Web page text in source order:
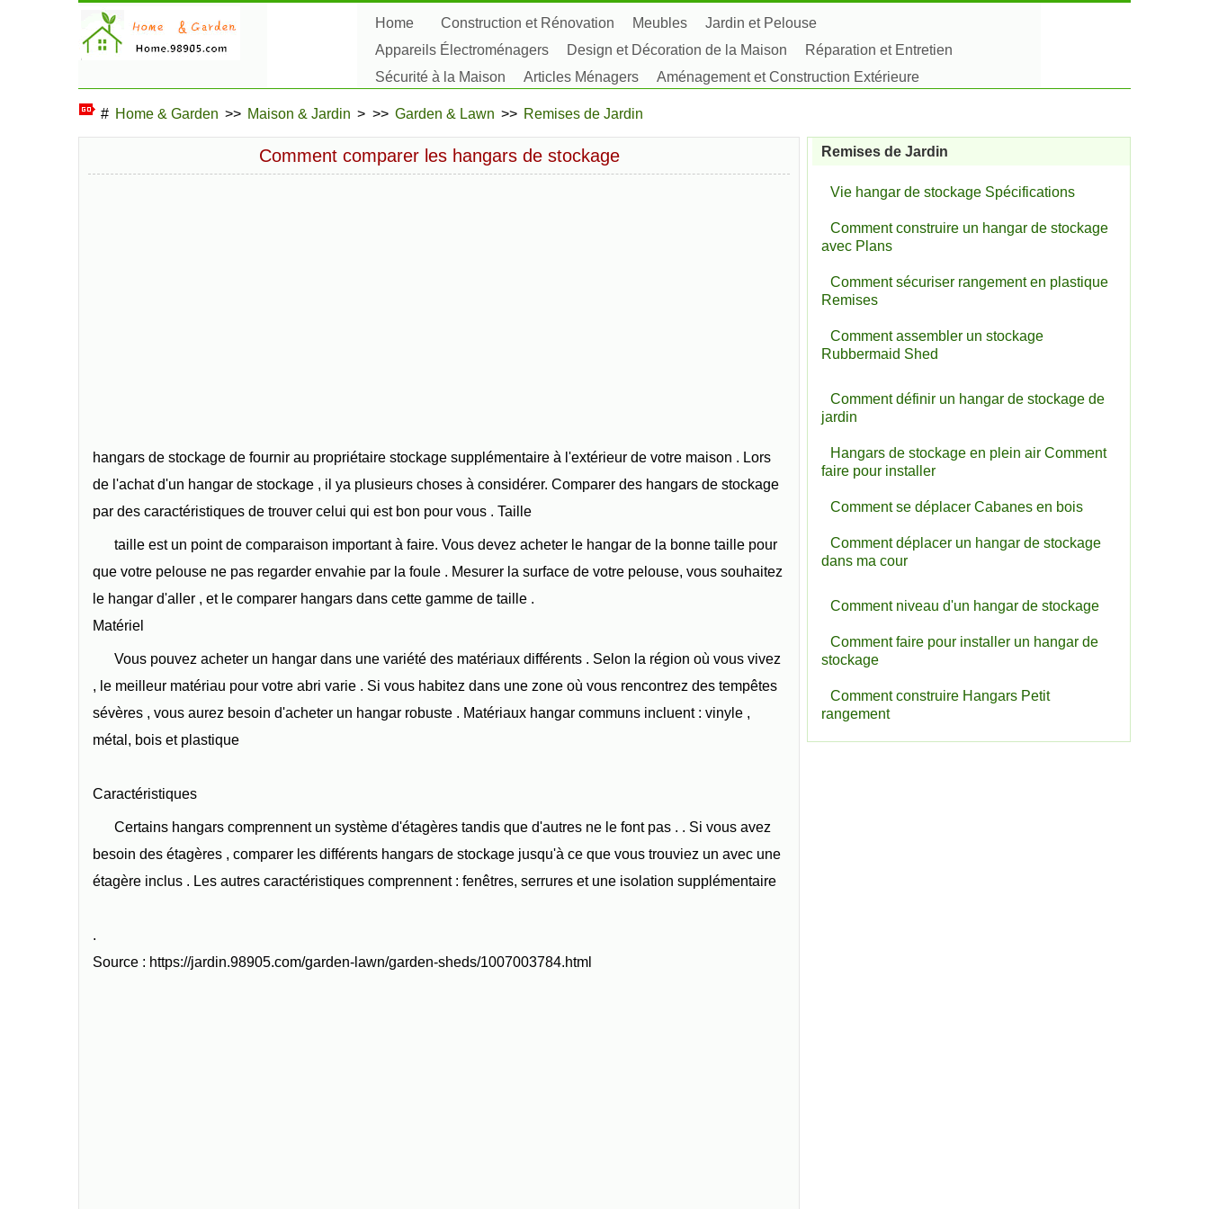
Home Construction et Rénovation Meubles
Jardin et Pelouse
Appareils Électroménagers
Design et Décoration de la Maison
Réparation et Entretien
Sécurité à la Maison
Articles Ménagers
Aménagement et Construction Extérieure
# Home & Garden >> Maison & Jardin > >> Garden & Lawn >> Remises de Jardin
Comment comparer les hangars de stockage
hangars de stockage de fournir au propriétaire stockage supplémentaire à l'extérieur de votre maison . Lors
de l'achat d'un hangar de stockage , il ya plusieurs choses à considérer. Comparer des hangars de stockage
par des caractéristiques de trouver celui qui est bon pour vous . Taille
taille est un point de comparaison important à faire. Vous devez acheter le hangar de la bonne taille pour
que votre pelouse ne pas regarder envahie par la foule . Mesurer la surface de votre pelouse, vous souhaitez
le hangar d'aller , et le comparer hangars dans cette gamme de taille .
Matériel
Vous pouvez acheter un hangar dans une variété des matériaux différents . Selon la région où vous vivez
, le meilleur matériau pour votre abri varie . Si vous habitez dans une zone où vous rencontrez des tempêtes
sévères , vous aurez besoin d'acheter un hangar robuste . Matériaux hangar communs incluent : vinyle ,
métal, bois et plastique
Caractéristiques
Certains hangars comprennent un système d'étagères tandis que d'autres ne le font pas . . Si vous avez
besoin des étagères , comparer les différents hangars de stockage jusqu'à ce que vous trouviez un avec une
étagère inclus . Les autres caractéristiques comprennent : fenêtres, serrures et une isolation supplémentaire
.
Source : https://jardin.98905.com/garden-lawn/garden-sheds/1007003784.html
Remises de Jardin
Vie hangar de stockage Spécifications
Comment construire un hangar de stockage
avec Plans
Comment sécuriser rangement en plastique
Remises
Comment assembler un stockage
Rubbermaid Shed
Comment définir un hangar de stockage de
jardin
Hangars de stockage en plein air Comment
faire pour installer
Comment se déplacer Cabanes en bois
Comment déplacer un hangar de stockage
dans ma cour
Comment niveau d'un hangar de stockage
Comment faire pour installer un hangar de
stockage
Comment construire Hangars Petit
rangement